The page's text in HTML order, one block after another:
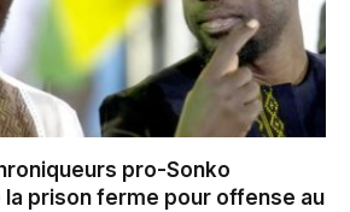
pro-Sonko
la prison ferme pour offense au